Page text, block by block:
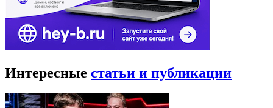
Интересные статьи и публикации